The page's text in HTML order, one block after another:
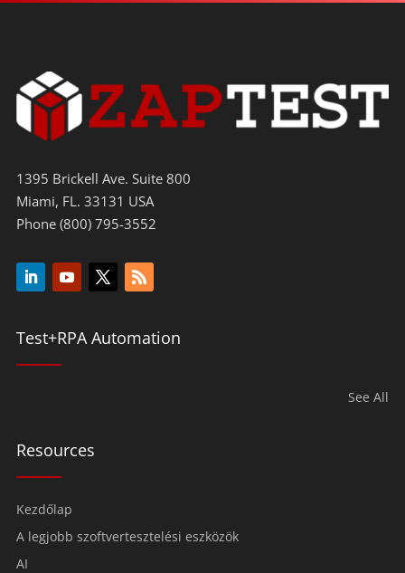
1395 Brickell Ave. Suite 800
Miami, FL. 33131 USA
Phone (800) 795-3552
Test+RPA Automation
See All
Resources
Kezdőlap
A legjobb szoftvertesztelési eszközök
AI